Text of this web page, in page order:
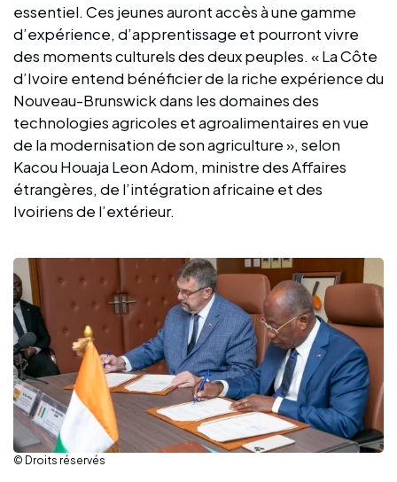
essentiel. Ces jeunes auront accès à une gamme
d’expérience, d’apprentissage et pourront vivre
des moments culturels des deux peuples. « La Côte
d’Ivoire entend bénéficier de la riche expérience du
Nouveau-Brunswick dans les domaines des
technologies agricoles et agroalimentaires en vue
de la modernisation de son agriculture », selon
Kacou Houaja Leon Adom, ministre des Affaires
étrangères, de l’intégration africaine et des
Ivoiriens de l’extérieur.
© Droits réservés